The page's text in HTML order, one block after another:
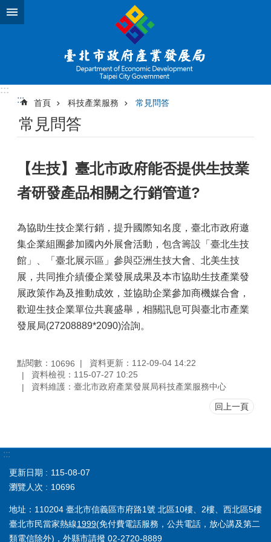
跳到主要內容區塊
:::
:::
首頁 科技產業服務 常見問答
常見問答
【生技】臺北市政府能否提供生技業
者研發產品相關之行銷管道?
為協助生技企業行銷，提升國際知名度，臺北市政府邀
集企業組團參加國內外展會活動，包含籌設「臺北生技
館」、「臺北展示區」參與亞洲生技大會、北美生技
展，共同推介績優企業發展成果及本市協助生技產業發
展政策作為及推動成效，並協助企業參加商機媒合會，
歡迎生技企業單位共襄盛舉，相關訊息可與臺北市產業
發展局(27208889*2090)洽詢。
點閱數： 10696
資料更新：112-09-04 14:22
資料檢視：115-07-27 10:25
資料維護：臺北市政府產業發展局科技產業服務中心
回上一頁
:::
更新日期
115-08-07
瀏覽人次
10696
地址：110204 臺北市信義區市府路1號 北區10樓、2樓、西北區5樓
臺北市民當家熱線1999(免付費電話服務，公共電話，放心講及第二
類電信除外)，外縣市請撥 02-2720-8889